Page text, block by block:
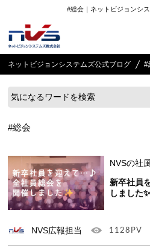
#総会｜ネットビジョンシ
ネットビジョンシステムズ公式ブログ #
#総会
NVSの社
新卒社員
しました✨
NVS広報担当 1128PV